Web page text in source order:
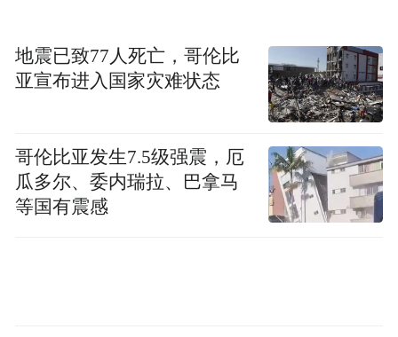
和两件亚丑钺同框展出。
鸮尊是妇好墓的随葬器物，共出土了一对两
尊整体呈站立鸮形(猫头鹰)，双翅并拢、宽尾
下垂，纹饰相当精美。
地震已致77人死亡，哥伦比
亚宣布进入国家灾难状态
哥伦比亚发生7.5级强震，厄
瓜多尔、委内瑞拉、巴拿马
等国有震感